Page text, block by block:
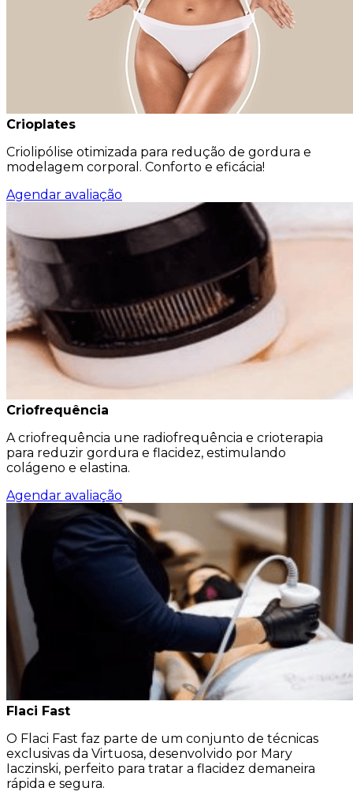
Crioplates
Criolipólise otimizada para redução de gordura e
modelagem corporal. Conforto e eficácia!
Agendar avaliação
Criofrequência
A criofrequência une radiofrequência e crioterapia
para reduzir gordura e flacidez, estimulando
colágeno e elastina.
Agendar avaliação
Flaci Fast
O Flaci Fast faz parte de um conjunto de técnicas
exclusivas da Virtuosa, desenvolvido por Mary
Iaczinski, perfeito para tratar a flacidez demaneira
rápida e segura.